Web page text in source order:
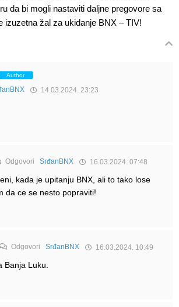
da bi mogli nastaviti daljne pregovore sa
izuzetna žal za ukidanje BNX – TIV!
Author
14.03.2024. 23:23
Odgovori SrđanBNX 16.03.2024. 07:48
kada je upitanju BNX, ali to tako lose
da ce se nesto popraviti!
OdgovoriSrđanBNX 16.03.2024. 10:49
Banja Luku.